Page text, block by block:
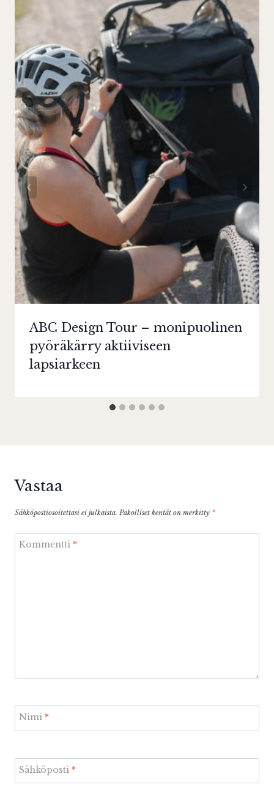
ABC Design Tour – monipuolinen
pyöräkärry aktiiviseen
lapsiarkeen
Vastaa
Sähköpostiosoitettasi ei julkaista. Pakolliset kentät on merkitty *
Kommentti *
Nimi *
Sähköposti *